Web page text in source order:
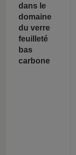
dans le
domaine
du verre
feuilleté
bas
carbone